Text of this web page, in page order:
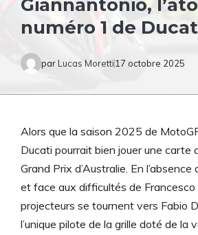
Giannantonio,
numéro 1 de
parLucas Moretti 17 octobre 2025
Alors que la saison 2025 de
Ducati pourrait bien jouer une carte
Grand Prix d’Australie. En
et face aux difficultés de Francesco
projecteurs se tournent vers Fabio
l’unique pilote de la grille doté de la